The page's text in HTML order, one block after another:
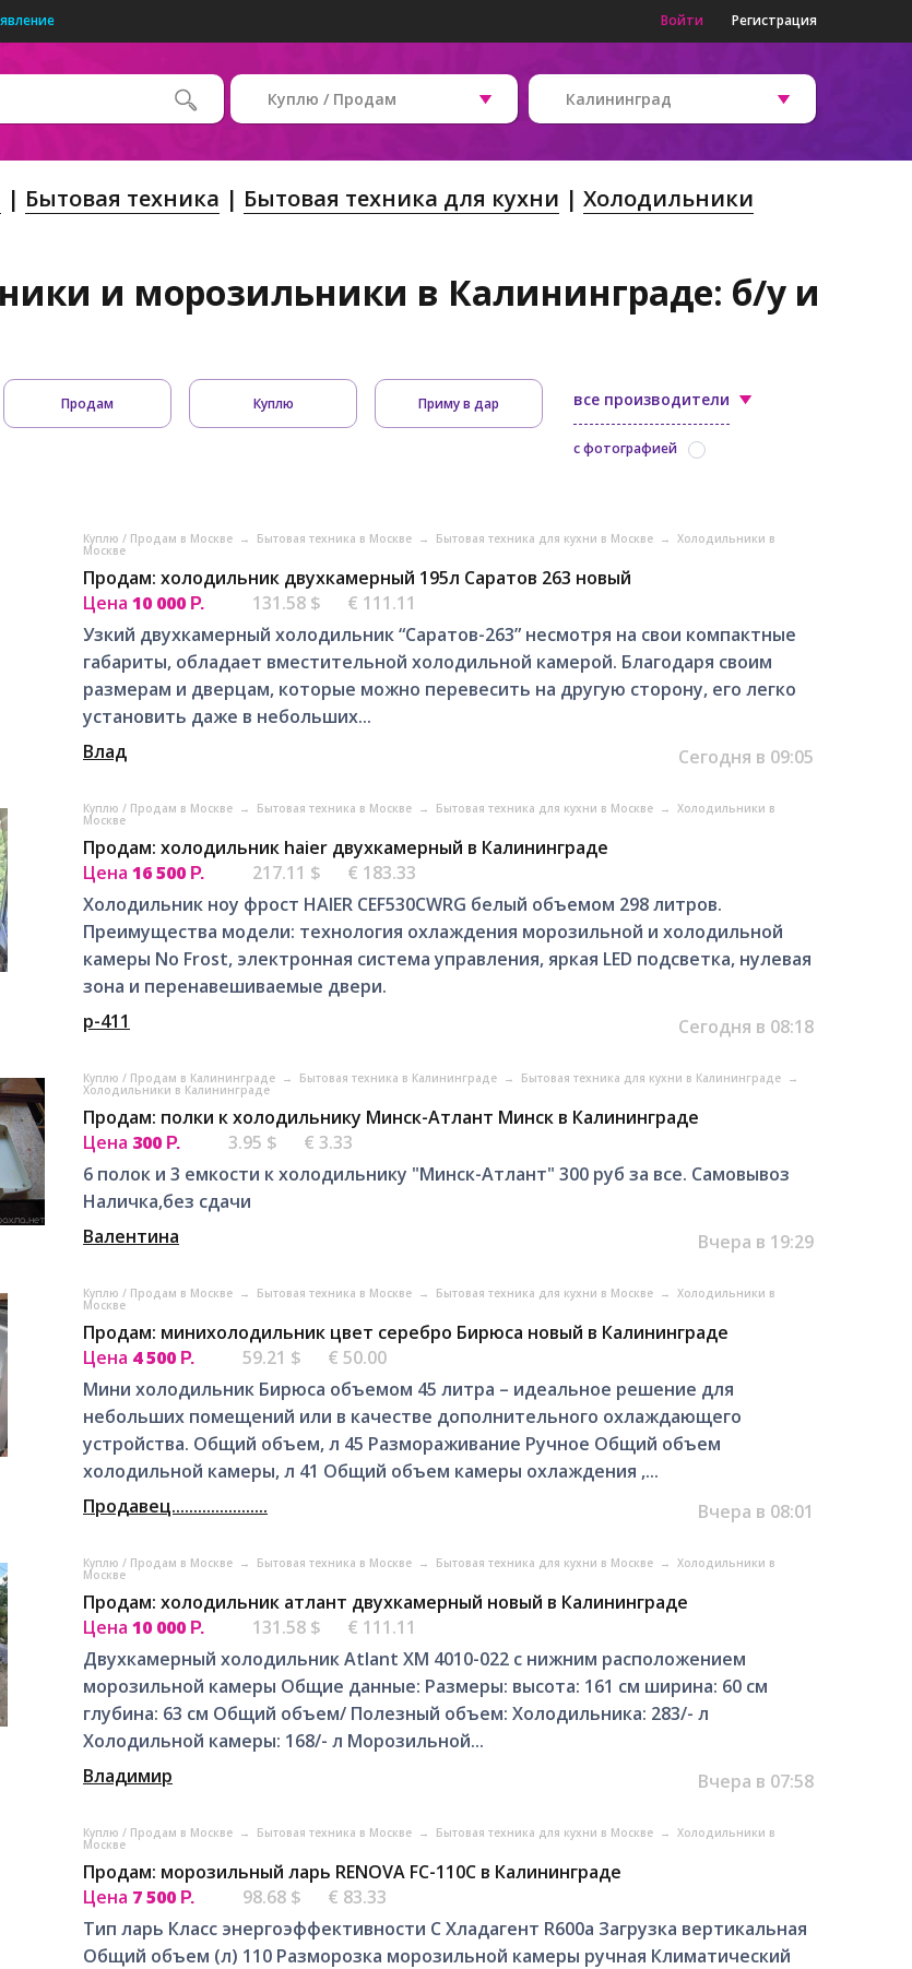
Войти Регистрация
Куплю / Продам Калининград
Бытовая техника Бытовая техника для кухни Холодильники
и морозильники в Калининграде: б/у и
Продам Куплю Приму в дар все производители
с фотографией
Куплю / Продам в Москве → Бытовая техника в Москве → Бытовая техника для кухни в Москве → Холодильники в
Москве
Продам: холодильник двухкамерный 195л Саратов 263 новый
Цена 10 000 Р. 131.58 $
€ 111.11
Узкий двухкамерный холодильник “Саратов-263” несмотря на свои компактные
габариты, обладает вместительной холодильной камерой. Благодаря своим
размерам и дверцам, которые можно перевесить на другую сторону, его легко
установить даже в небольших...
Влад
Сегодня в 09:05
Куплю / Продам в Москве → Бытовая техника в Москве → Бытовая техника для кухни в Москве → Холодильники в
Москве
Продам: холодильник haier двухкамерный в Калининграде
Цена 16 500 Р. 217.11 $
€ 183.33
Холодильник ноу фрост HAIER CEF530CWRG белый объемом 298 литров.
Преимущества модели: технология охлаждения морозильной и холодильной
камеры No Frost, электронная система управления, яркая LED подсветка, нулевая
зона и перенавешиваемые двери.
p-411
Сегодня в 08:18
Куплю / Продам в Калининграде → Бытовая техника в Калининграде → Бытовая техника для кухни в Калининграде →
Холодильники в Калининграде
Продам: полки к холодильнику Минск-Атлант Минск в Калининграде
Цена 300 Р. 3.95 $
€ 3.33
6 полок и 3 емкости к холодильнику "Минск-Атлант" 300 руб за все. Самовывоз
Наличка,без сдачи
Валентина
Вчера в 19:29
Куплю / Продам в Москве → Бытовая техника в Москве → Бытовая техника для кухни в Москве → Холодильники в
Москве
Продам: минихолодильник цвет серебро Бирюса новый в Калининграде
Цена 4 500 Р. 59.21 $
€ 50.00
Мини холодильник Бирюса объемом 45 литра – идеальное решение для
небольших помещений или в качестве дополнительного охлаждающего
устройства. Общий объем, л 45 Размораживание Ручное Общий объем
холодильной камеры, л 41 Общий объем камеры охлаждения ,...
Продавец......................
Вчера в 08:01
Куплю / Продам в Москве → Бытовая техника в Москве → Бытовая техника для кухни в Москве → Холодильники в
Москве
Продам: холодильник атлант двухкамерный новый в Калининграде
Цена 10 000 Р. 131.58 $
€ 111.11
Двухкамерный холодильник Atlant ХМ 4010-022 с нижним расположением
морозильной камеры Общие данные: Размеры: высота: 161 см ширина: 60 см
глубина: 63 см Общий объем/ Полезный объем: Холодильника: 283/- л
Холодильной камеры: 168/- л Морозильной...
Владимир
Вчера в 07:58
Куплю / Продам в Москве → Бытовая техника в Москве → Бытовая техника для кухни в Москве → Холодильники в
Москве
Продам: морозильный ларь RENOVA FC-110C в Калининграде
Цена 7 500 Р. 98.68 $
€ 83.33
Тип ларь Класс энергоэффективности С Хладагент R600a Загрузка вертикальная
Общий объем (л) 110 Разморозка морозильной камеры ручная Климатический